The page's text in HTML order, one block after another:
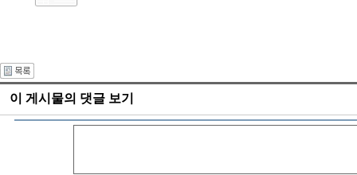
이 게시물의 댓글 보기